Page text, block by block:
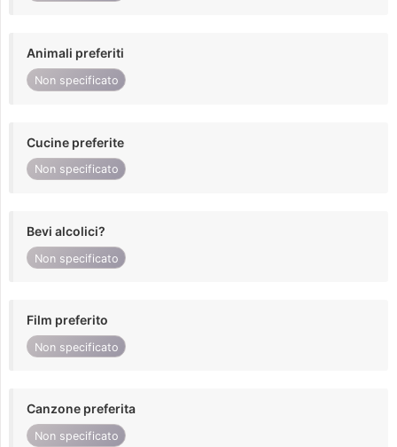
Animali preferiti
Non specificato
Cucine preferite
Non specificato
Bevi alcolici?
Non specificato
Film preferito
Non specificato
Canzone preferita
Non specificato